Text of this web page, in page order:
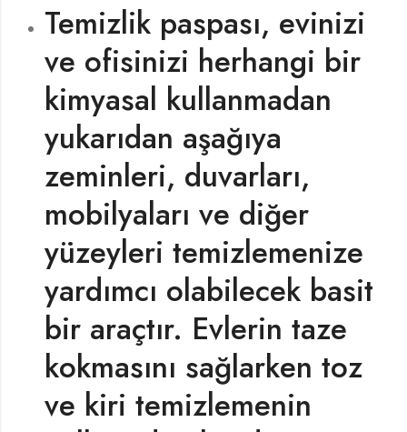
Temizlik paspası, evinizi
ve ofisinizi herhangi bir
kimyasal kullanmadan
yukarıdan aşağıya
zeminleri, duvarları,
mobilyaları ve diğer
yüzeyleri temizlemenize
yardımcı olabilecek basit
bir araçtır. Evlerin taze
kokmasını sağlarken toz
ve kiri temizlemenin